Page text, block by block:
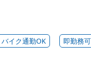
イク通勤OK
即勤務可